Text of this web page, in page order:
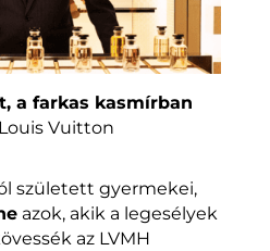
a farkas kasmírban
Vuitton
született gyermekei,
azok, akik a legesélyek
az LVMH